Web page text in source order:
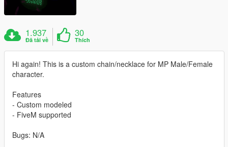
1.937
Đã tải về
30
Thích
Hi again! This is a custom chain/necklace for MP Male/Female
character.
Features
- Custom modeled
- FiveM supported
Bugs: N/A